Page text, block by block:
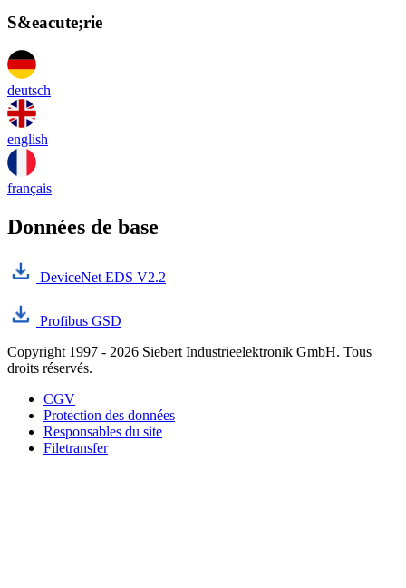
S&eacute;rie
deutsch
english
français
Données de base
DeviceNet EDS V2.2
Profibus GSD
Copyright 1997 - 2026 Siebert Industrieelektronik GmbH. Tous
droits réservés.
CGV
Protection des données
Responsables du site
Filetransfer